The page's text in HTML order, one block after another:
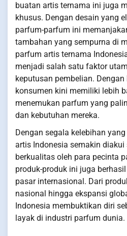
buatan artis ternama ini juga
khusus. Dengan desain yang
parfum-parfum ini
tambahan yang sempurna di
parfum artis ternama
menjadi salah satu faktor
keputusan pembelian.
konsumen kini memiliki lebih
menemukan parfum yang
dan kebutuhan mereka.
Dengan segala kelebihan
artis Indonesia semakin diakui
berkualitas oleh para pecinta
produk-produk ini juga
pasar internasional. Dari
nasional hingga ekspansi
Indonesia membuktikan diri
layak di industri parfum dunia.